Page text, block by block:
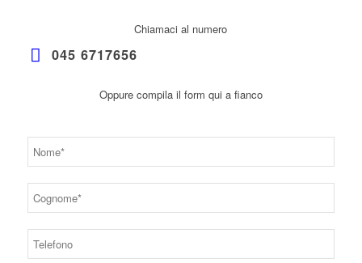
Chiamaci al numero
045 6717656
Oppure compila il form qui a fianco